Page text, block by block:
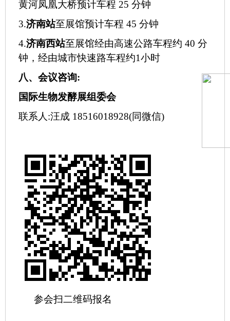
黄河凤凰大桥预计车程 25 分钟
3.济南站至展馆预计车程 45 分钟
4.济南西站至展馆经由高速公路车程约 40 分
钟，经由城市快速路车程约1小时
八、会议咨询:
国际生物发酵展组委会
联系人 :汪成 18516018928(同微信)
参会扫二维码报名